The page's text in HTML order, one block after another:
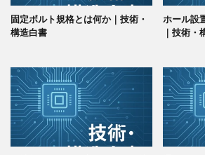
固定ボルト規格とは何か｜技術・
構造白書
ホール設
｜技術・